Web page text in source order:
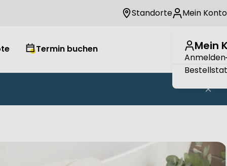
Standorte Mein Konto
Mein
Anmelden
Termin buchen